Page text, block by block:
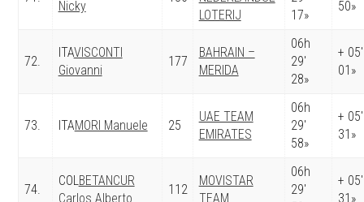
Nicky
LOTERIJ
17»
50»
72.
ITAVISCONTI
Giovanni
177
BAHRAIN –
MERIDA
06h
29′
28»
+ 05′
01»
73. ITAMORI Manuele 25
UAE TEAM
EMIRATES
06h
29′
58»
+ 05′
31»
74.
COLBETANCUR
Carlos Alberto
112
MOVISTAR
TEAM
06h
29′
+ 05′
31»